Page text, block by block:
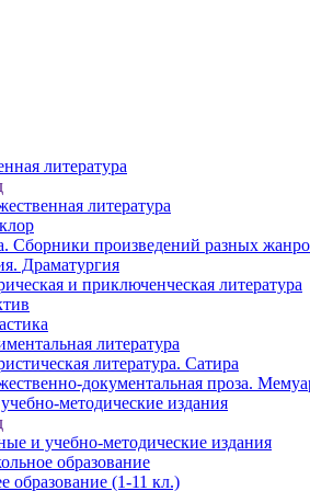
литература
литература
Сборники произведений разных
Драматургия
и приключенческая литература
литература
литература. Сатира
документальная проза.
методические издания
и учебно-методические издания
образование
образование (1-11 кл.)